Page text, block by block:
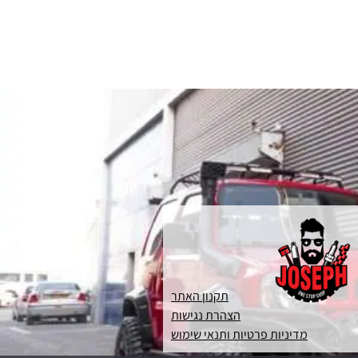
תקנון האתר
הצהרת נגישות
מדיניות פרטיות ותנאי שימוש